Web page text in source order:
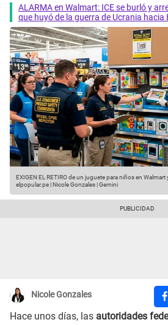
ALARMA en Walmart: ICE se burló y
que huyó de la guerra de Ucrania hacia
EXIGEN EL RETIRO de un juguete para niños en Walmart
elpopular.pe | Nicole Gonzales | Gemini
Nicole Gonzales
Hace unos días, las autoridades